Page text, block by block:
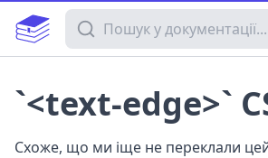
Пошук у документації
`<text-edge>`
Схоже, що ми іще не переклали